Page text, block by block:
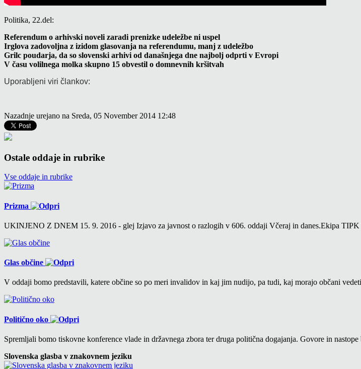
Politika, 22.del:
Referendum o arhivski noveli zaradi prenizke udeležbe ni uspel
Irglova zadovoljna z izidom glasovanja na referendumu, manj z udeležbo
Grilc poudarja, da so slovenski arhivi od današnjega dne najbolj odprti v Evropi
V času volilnega molka skupno 15 obvestil o domnevnih kršitvah
Uporabljeni viri člankov:
Nazadnje urejano na Sreda, 05 November 2014 12:48
Ostale oddaje in rubrike
Vse oddaje in rubrike
Prizma
UKINJENO Z DNEM 15. 9. 2016 - glej Izjavo za javnost o razlogih v 606. oddaji Včeraj in danes.Ekipa TIPK
Glas občine
V oddaji bomo predstavili, katere občine so po meri invalidov in kaj jim nudijo, pa tudi, kaj morajo občani
Politično oko
Spremljali bomo tiskovne konference vlade in državnega zbora ter druga politična dogajanja. Govore in
Slovenska glasba v znakovnem jeziku